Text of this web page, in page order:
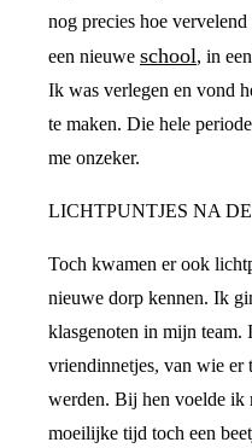
nog precies hoe
een nieuwe school, in
Ik was verlegen en vond
te maken. Die hele
me onzeker.
LICHTPUNTJES NA
Toch kwamen er ook
nieuwe dorp kennen. Ik
klasgenoten in mijn team.
vriendinnetjes, van wie er
werden. Bij hen voelde ik
moeilijke tijd toch een